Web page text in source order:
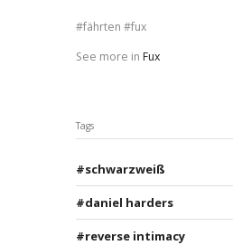
fährten
fux
See more in Fux
Tags
schwarzweiß
daniel harders
reverse intimacy